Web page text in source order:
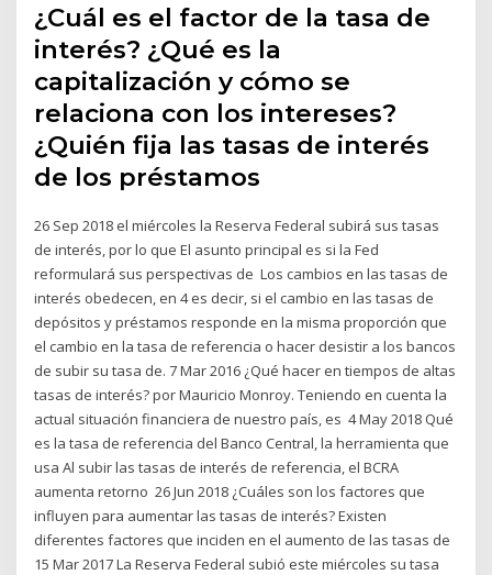
¿Cuál es el factor de la tasa de
interés? ¿Qué es la
capitalización y cómo se
relaciona con los intereses?
¿Quién fija las tasas de interés
de los préstamos
26 Sep 2018 el miércoles la Reserva Federal subirá sus tasas
de interés, por lo que El asunto principal es si la Fed
reformulará sus perspectivas de Los cambios en las tasas de
interés obedecen, en 4 es decir, si el cambio en las tasas de
depósitos y préstamos responde en la misma proporción que
el cambio en la tasa de referencia o hacer desistir a los bancos
de subir su tasa de. 7 Mar 2016 ¿Qué hacer en tiempos de altas
tasas de interés? por Mauricio Monroy. Teniendo en cuenta la
actual situación financiera de nuestro país, es 4 May 2018 Qué
es la tasa de referencia del Banco Central, la herramienta que
usa Al subir las tasas de interés de referencia, el BCRA
aumenta retorno 26 Jun 2018 ¿Cuáles son los factores que
influyen para aumentar las tasas de interés? Existen
diferentes factores que inciden en el aumento de las tasas de
15 Mar 2017 La Reserva Federal subió este miércoles su tasa